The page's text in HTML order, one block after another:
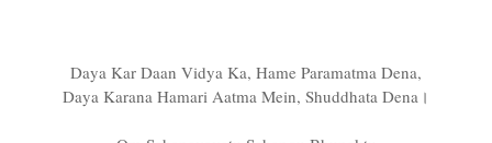
Daya Kar Daan Vidya Ka, Hame Paramatma Dena,
Daya Karana Hamari Aatma Mein, Shuddhata Dena।